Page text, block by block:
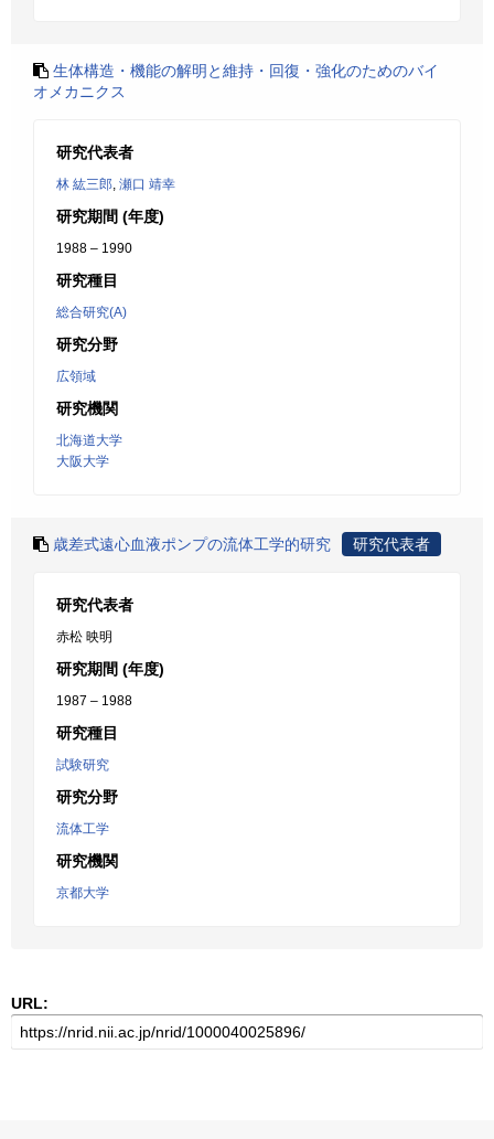
生体構造・機能の解明と維持・回復・強化のためのバイ
オメカニクス
研究代表者
林 紘三郎, 瀬口 靖幸
研究期間 (年度)
1988 – 1990
研究種目
総合研究(A)
研究分野
広領域
研究機関
北海道大学
大阪大学
歳差式遠心血液ポンプの流体工学的研究 研究代表者
研究代表者
赤松 映明
研究期間 (年度)
1987 – 1988
研究種目
試験研究
研究分野
流体工学
研究機関
京都大学
URL: